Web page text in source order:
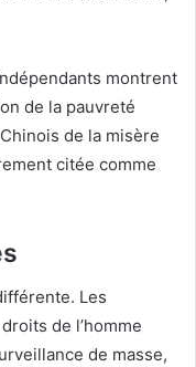
montrent
de la pauvreté
de la misère
citée comme
Les
de l’homme
de masse,